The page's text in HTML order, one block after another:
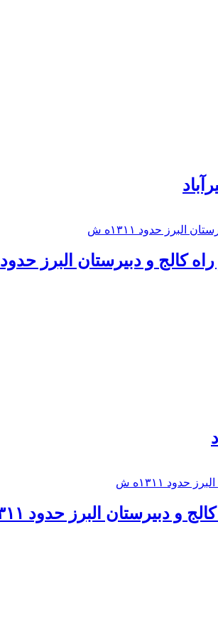
و دبيرستان البرز حدود ۱۳۱۱ه ش
دبيرستان البرز حدود ۱۳۱۱ه ش